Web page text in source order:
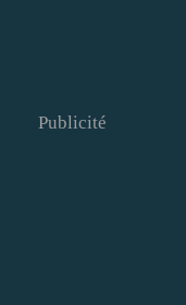
Publicité